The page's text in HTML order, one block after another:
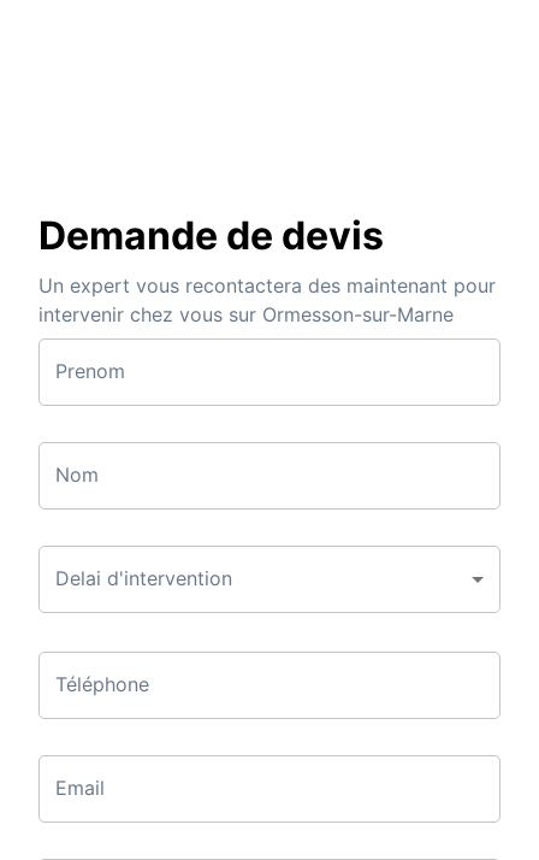
Demande de devis
Un expert vous recontactera des maintenant pour
intervenir chez vous sur Ormesson-sur-Marne
Prenom
Nom
Delai d'intervention
Téléphone
Email